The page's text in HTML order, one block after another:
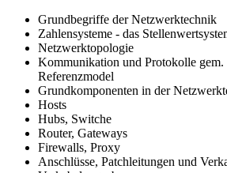
Grundbegriffe der Netzwerktechnik
Zahlensysteme - das
Netzwerktopologie
Kommunikation und Protokolle
Referenzmodel
Grundkomponenten in der
Hosts
Hubs, Switche
Router, Gateways
Firewalls, Proxy
Anschlüsse, Patchleitungen und